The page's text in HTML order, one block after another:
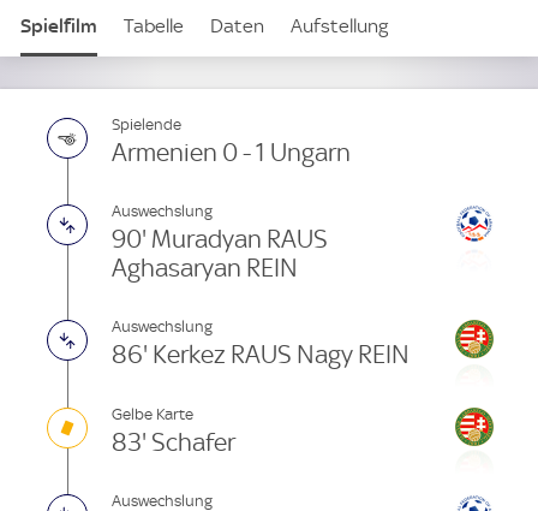
u
t
Spielfilm Tabelle Daten Aufstellung
Live
Spielende
Armenien 0 - 1 Ungarn
Auswechslung
90' Muradyan RAUS
Aghasaryan REIN
Auswechslung
86' Kerkez RAUS Nagy REIN
Gelbe Karte
83' Schafer
Auswechslung